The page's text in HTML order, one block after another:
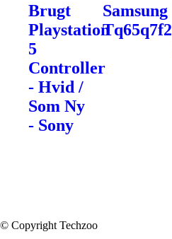
Brugt
Playstation
5
Controller
- Hvid /
Som Ny
- Sony
Samsung
Tq65q7f2
© Copyright Techzoo